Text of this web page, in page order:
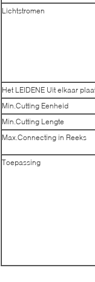
Lichtstromen
Het LEIDENE Uit elkaar
Min.Cutting Eenheid
Min.Cutting Lengte
Max.Connecting in Reeks
Toepassing